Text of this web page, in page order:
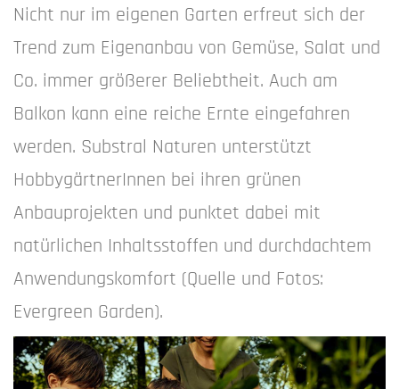
Nicht nur im eigenen Garten erfreut sich der
Trend zum Eigenanbau von Gemüse, Salat und
Co. immer größerer Beliebtheit. Auch am
Balkon kann eine reiche Ernte eingefahren
werden. Substral Naturen unterstützt
HobbygärtnerInnen bei ihren grünen
Anbauprojekten und punktet dabei mit
natürlichen Inhaltsstoffen und durchdachtem
Anwendungskomfort (Quelle und Fotos:
Evergreen Garden).